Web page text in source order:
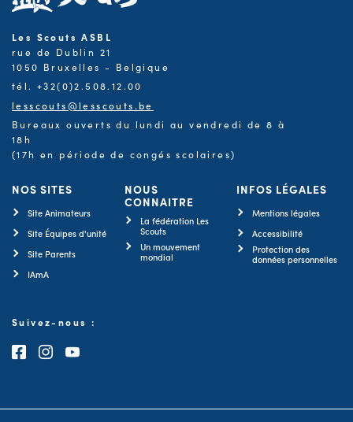
Les Scouts ASBL
rue de Dublin 21
1050 Bruxelles - Belgique
tél. +32(0)2.508.12.00
lesscouts@lesscouts.be
Bureaux ouverts du lundi au vendredi de 8 à
18h
(17h en période de congés scolaires)
NOS SITES
Site Animateurs
Site Équipes d'unité
Site Parents
IAmA
NOUS
CONNAITRE
La fédération Les
Scouts
Un mouvement
mondial
INFOS LÉGALES
Mentions légales
Accessibilité
Protection des
données personnelles
Suivez-nous :
Consultez notre page Facebook
Consultez notre page Instagram
Consultez notre chaîne Youtube